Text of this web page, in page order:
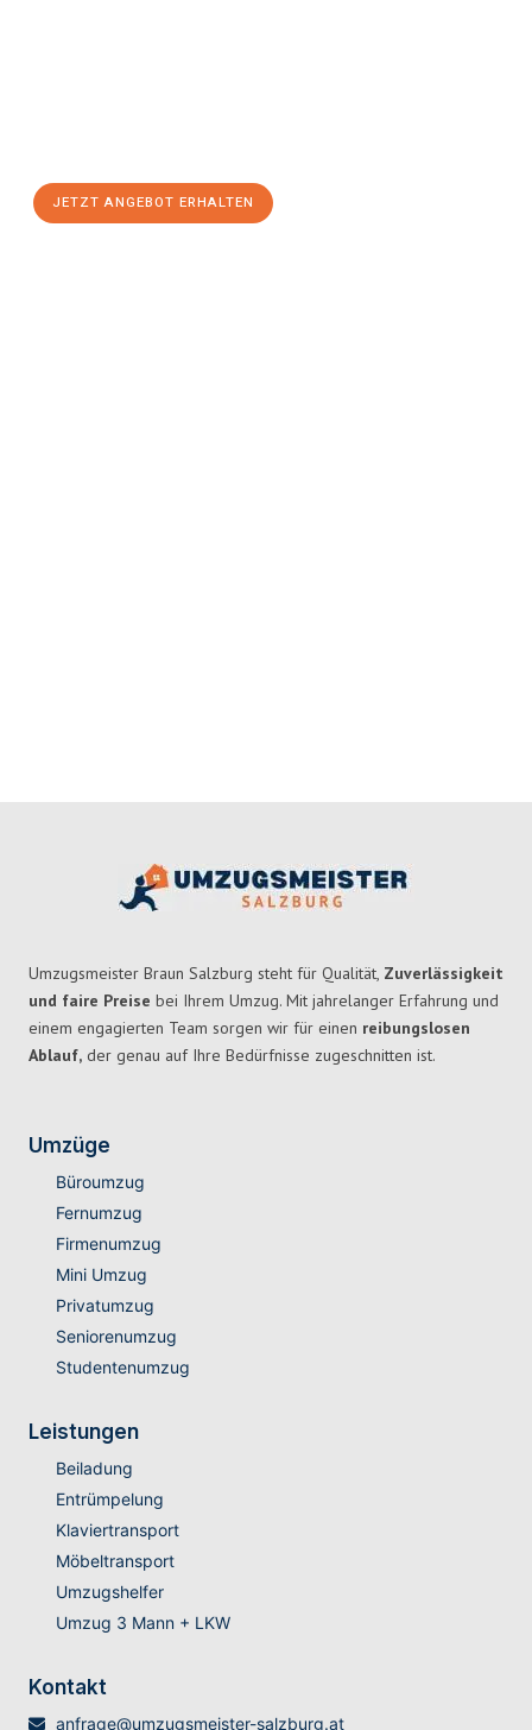
JETZT ANGEBOT ERHALTEN
Umzugsmeister Braun Salzburg steht für Qualität, Zuverlässigkeit
und faire Preise bei Ihrem Umzug. Mit jahrelanger Erfahrung und
einem engagierten Team sorgen wir für einen reibungslosen
Ablauf, der genau auf Ihre Bedürfnisse zugeschnitten ist.
Umzüge
Büroumzug
Fernumzug
Firmenumzug
Mini Umzug
Privatumzug
Seniorenumzug
Studentenumzug
Leistungen
Beiladung
Entrümpelung
Klaviertransport
Möbeltransport
Umzugshelfer
Umzug 3 Mann + LKW
Kontakt
anfrage@umzugsmeister-salzburg.at